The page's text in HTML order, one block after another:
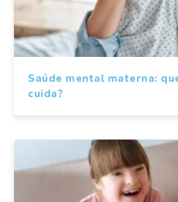
Saúde mental materna:
cuida?